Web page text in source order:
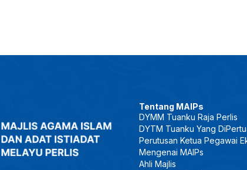
Tentang MAIPs
DYMM Tuanku Raja Perlis
DYTM Tuanku Yang
Perutusan Ketua Pegawai
Mengenai MAIPs
Ahli Majlis